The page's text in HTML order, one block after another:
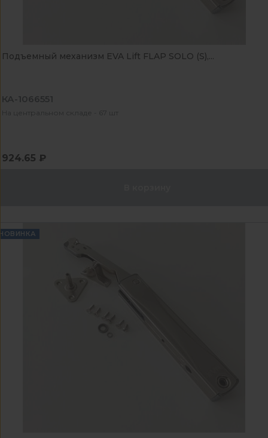
Подъемный механизм EVA Lift FLAP SOLO (S),...
КА-1066551
На центральном складе - 67 шт
924.65 ₽